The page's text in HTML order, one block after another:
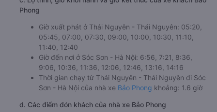
Phong
Giờ xuất phát ở Thái Nguyên - Thái Nguyên: 05:20,
05:45, 07:00, 07:30, 09:00, 10:00, 10:30, 11:10,
11:40, 12:40
Giờ đến nơi ở Sóc Sơn - Hà Nội: 6:56, 7:21, 8:36,
9:06, 10:36, 11:36, 12:06, 12:46, 13:16, 14:16
Thời gian chạy từ Thái Nguyên - Thái Nguyên đi Sóc
Sơn - Hà Nội của nhà xe Bảo Phong khoảng: 1.6 giờ
d. Các điểm đón khách của nhà xe Bảo Phong